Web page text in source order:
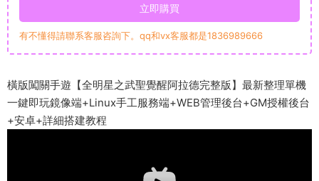
立即購買
有不懂得請聯系客服咨詢下。qq和vx客服都是1836989666
橫版闖關手遊【全明星之武聖覺醒阿拉德完整版】最新整理單機
一鍵即玩鏡像端+Linux手工服務端+WEB管理後台+GM授權後台
+安卓+詳細搭建教程